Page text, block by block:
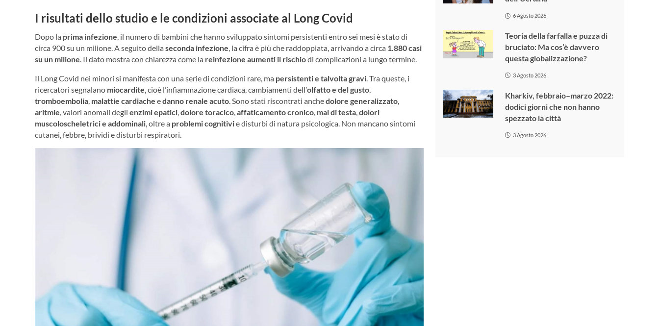
I risultati dello studio e le condizioni associate al Long Covid
Dopo la prima infezione, il numero di bambini che hanno sviluppato sintomi persistenti entro sei mesi è stato di
circa 900 su un milione. A seguito della seconda infezione, la cifra è più che raddoppiata, arrivando a circa 1.880 casi
su un milione. Il dato mostra con chiarezza come la reinfezione aumenti il rischiodi complicazioni a lungo termine.
Il Long Covid nei minori si manifesta con una serie di condizioni rare, ma persistenti e talvolta gravi. Tra queste, i
ricercatori segnalano miocardite, cioè l’infiammazione cardiaca, cambiamenti dell’olfatto e del gusto,
tromboembolia, malattie cardiache edanno renale acuto. Sono stati riscontrati anchedolore generalizzato,
aritmie, valori anomali degli enzimi epatici,dolore toracico,affaticamento cronico, mal di testa,dolori
muscoloscheletrici e addominali, oltre a problemi cognitivie disturbi di natura psicologica. Non mancano sintomi
cutanei, febbre, brividi e disturbi respiratori.
6 Agosto 2026
Teoria della farfalla e puzza di
bruciato: Ma cos’è davvero
questa globalizzazione?
3 Agosto 2026
Kharkiv, febbraio–marzo 2022:
dodici giorni che non hanno
spezzato la città
3 Agosto 2026